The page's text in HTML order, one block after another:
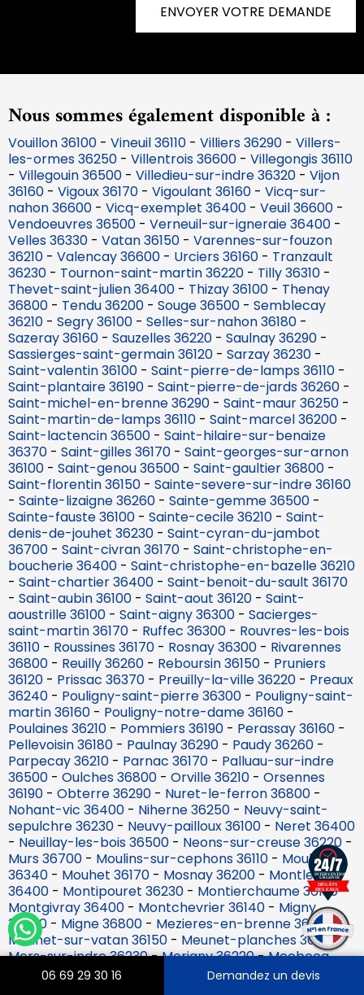
06 69 29 30 16 Demandez un devis
ENVOYER VOTRE DEMANDE
Nous sommes également disponible à :
Vouillon 36100 - Vineuil 36110 - Villiers 36290 - Villers-
les-ormes 36250 - Villentrois 36600 - Villegongis 36110
- Villegouin 36500 - Villedieu-sur-indre 36320 - Vijon
36160 - Vigoux 36170 - Vigoulant 36160 - Vicq-sur-
nahon 36600 - Vicq-exemplet 36400 - Veuil 36600 -
Vendoeuvres 36500 - Verneuil-sur-igneraie 36400 -
Velles 36330 - Vatan 36150 - Varennes-sur-fouzon
36210 - Valencay 36600 - Urciers 36160 - Tranzault
36230 - Tournon-saint-martin 36220 - Tilly 36310 -
Thevet-saint-julien 36400 - Thizay 36100 - Thenay
36800 - Tendu 36200 - Souge 36500 - Semblecay
36210 - Segry 36100 - Selles-sur-nahon 36180 -
Sazeray 36160 - Sauzelles 36220 - Saulnay 36290 -
Sassierges-saint-germain 36120 - Sarzay 36230 -
Saint-valentin 36100 - Saint-pierre-de-lamps 36110 -
Saint-plantaire 36190 - Saint-pierre-de-jards 36260 -
Saint-michel-en-brenne 36290 - Saint-maur 36250 -
Saint-martin-de-lamps 36110 - Saint-marcel 36200 -
Saint-lactencin 36500 - Saint-hilaire-sur-benaize
36370 - Saint-gilles 36170 - Saint-georges-sur-arnon
36100 - Saint-genou 36500 - Saint-gaultier 36800 -
Saint-florentin 36150 - Sainte-severe-sur-indre 36160
- Sainte-lizaigne 36260 - Sainte-gemme 36500 -
Sainte-fauste 36100 - Sainte-cecile 36210 - Saint-
denis-de-jouhet 36230 - Saint-cyran-du-jambot
36700 - Saint-civran 36170 - Saint-christophe-en-
boucherie 36400 - Saint-christophe-en-bazelle 36210
- Saint-chartier 36400 - Saint-benoit-du-sault 36170
- Saint-aubin 36100 - Saint-aout 36120 - Saint-
aoustrille 36100 - Saint-aigny 36300 - Sacierges-
saint-martin 36170 - Ruffec 36300 - Rouvres-les-bois
36110 - Roussines 36170 - Rosnay 36300 - Rivarennes
36800 - Reuilly 36260 - Reboursin 36150 - Pruniers
36120 - Prissac 36370 - Preuilly-la-ville 36220 - Preaux
36240 - Pouligny-saint-pierre 36300 - Pouligny-saint-
martin 36160 - Pouligny-notre-dame 36160 -
Poulaines 36210 - Pommiers 36190 - Perassay 36160 -
Pellevoisin 36180 - Paulnay 36290 - Paudy 36260 -
Parpecay 36210 - Parnac 36170 - Palluau-sur-indre
36500 - Oulches 36800 - Orville 36210 - Orsennes
36190 - Obterre 36290 - Nuret-le-ferron 36800 -
Nohant-vic 36400 - Niherne 36250 - Neuvy-saint-
sepulchre 36230 - Neuvy-pailloux 36100 - Neret 36400
- Neuillay-les-bois 36500 - Neons-sur-creuse 36220 -
Murs 36700 - Moulins-sur-cephons 36110 - Mouhers
36340 - Mouhet 36170 - Mosnay 36200 - Montlevicq
36400 - Montipouret 36230 - Montierchaume 36130-
Montgivray 36400 - Montchevrier 36140 - Migny
36260 - Migne 36800 - Mezieres-en-brenne 36290-
Meunet-sur-vatan 36150 - Meunet-planches 36100-
Mers-sur-indre 36230-Merigny 36220-Meobecq
36500-Menetreols-sous-vatan 36150-Menetou-